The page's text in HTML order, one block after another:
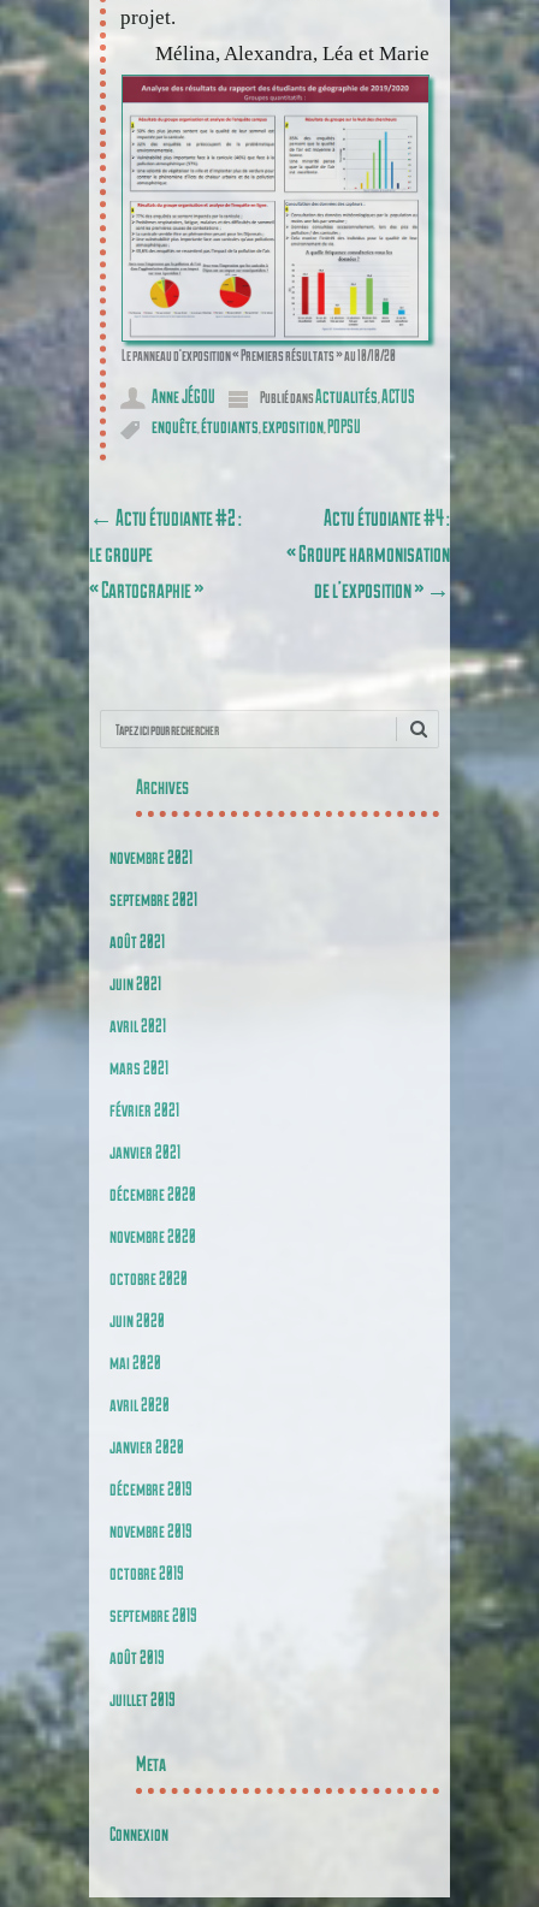
projet.
Mélina, Alexandra, Léa et Marie
Le panneau d’exposition « Premiers résultats » au 10/10/20
Anne JÉGOU Publié dansActualités,ACTUS
enquête,étudiants ,expositionPOPSU
Poster navigation
← Actu étudiante #2 :
le groupe
« Cartographie »
Actu étudiante #4 :
« Groupe harmonisation
de l’exposition » →
Recherche
Archives
novembre 2021
septembre 2021
août 2021
juin 2021
avril 2021
mars 2021
février 2021
janvier 2021
décembre 2020
novembre 2020
octobre 2020
juin 2020
mai 2020
avril 2020
janvier 2020
décembre 2019
novembre 2019
octobre 2019
septembre 2019
août 2019
juillet 2019
Meta
Connexion